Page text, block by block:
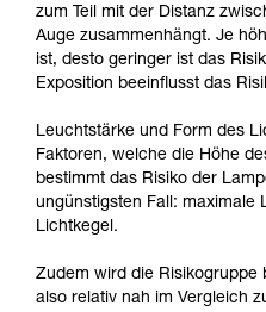
zum Teil mit der Distanz
Auge zusammenhängt. Je
ist, desto geringer ist das
Exposition beeinflusst das
Leuchtstärke und Form des
Faktoren, welche die Höhe
bestimmt das Risiko der
ungünstigsten Fall: maximale
Lichtkegel.
Zudem wird die Risikogruppe
also relativ nah im Vergleich